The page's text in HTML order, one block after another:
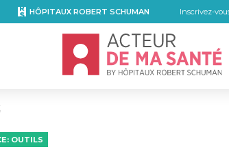
HÔPITAUX ROBERT SCHUMAN Inscrivez-
Accueil - Acteur de ma
OUTILS